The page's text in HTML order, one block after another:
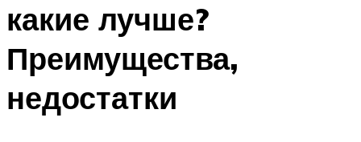
какие лучше?
Преимущества,
недостатки